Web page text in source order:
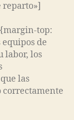
top:
de
labor, los
las
correctamente